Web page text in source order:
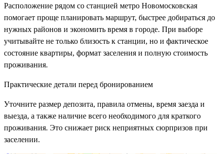
Расположение рядом со станцией метро Новомосковская
помогает проще планировать маршрут, быстрее добираться до
нужных районов и экономить время в городе. При выборе
учитывайте не только близость к станции, но и фактическое
состояние квартиры, формат заселения и полную стоимость
проживания.
Практические детали перед бронированием
Уточните размер депозита, правила отмены, время заезда и
выезда, а также наличие всего необходимого для краткого
проживания. Это снижает риск неприятных сюрпризов при
заселении.